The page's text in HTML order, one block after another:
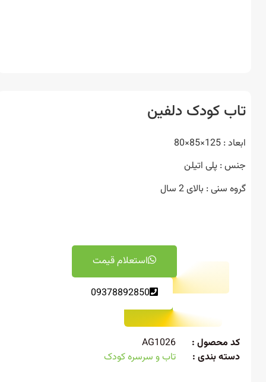
کودک دلفین
: پلی اتیلن
سنی : بالای 2 سال
استعلام قیمت
09378892850
محصول :
AG1026
بندی :
تاب و سرسره کودک